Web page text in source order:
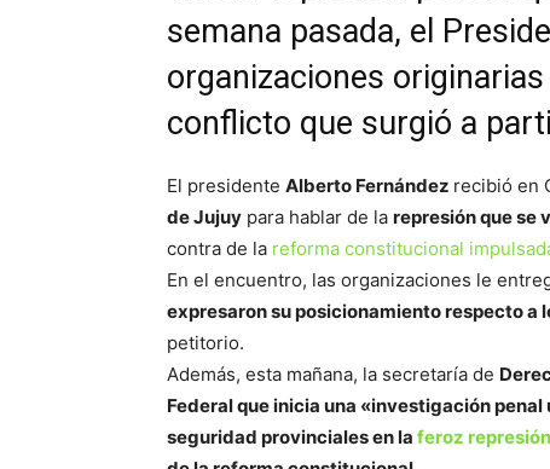
semana pasada, el
organizaciones
conflicto que surgió a
El presidente Alberto Fernández recibió en
de Jujuy para hablar de la represión que se
contra de la reforma constitucional
En el encuentro, las organizaciones le
expresaron su posicionamiento respecto a
petitorio.
Además, esta mañana, la secretaría de
Federal que inicia una «investigación
seguridad provinciales en la feroz